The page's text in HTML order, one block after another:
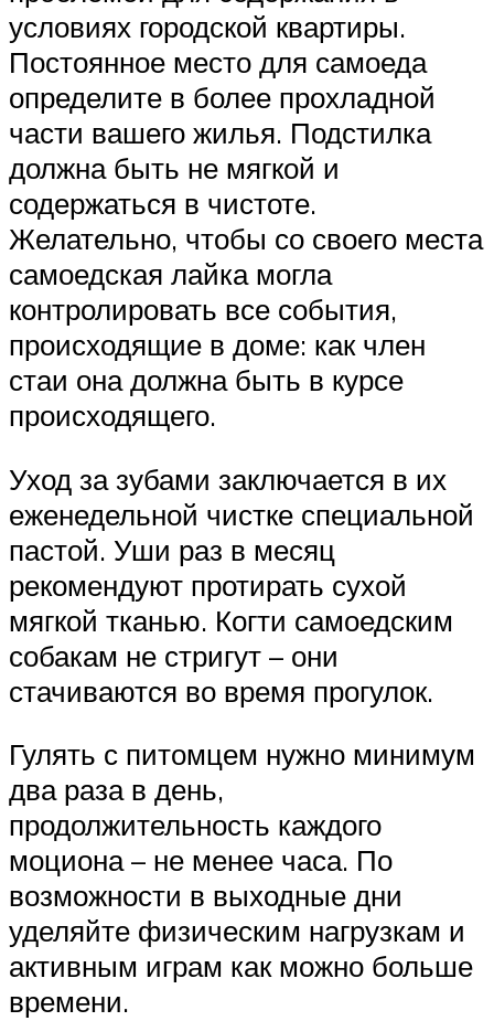
условиях городской квартиры.
Постоянное место для самоеда
определите в более прохладной
части вашего жилья. Подстилка
должна быть не мягкой и
содержаться в чистоте.
Желательно, чтобы со своего места
самоедская лайка могла
контролировать все события,
происходящие в доме: как член
стаи она должна быть в курсе
происходящего.
Уход за зубами заключается в их
еженедельной чистке специальной
пастой. Уши раз в месяц
рекомендуют протирать сухой
мягкой тканью. Когти самоедским
собакам не стригут – они
стачиваются во время прогулок.
Гулять с питомцем нужно минимум
два раза в день,
продолжительность каждого
моциона – не менее часа. По
возможности в выходные дни
уделяйте физическим нагрузкам и
активным играм как можно больше
времени.